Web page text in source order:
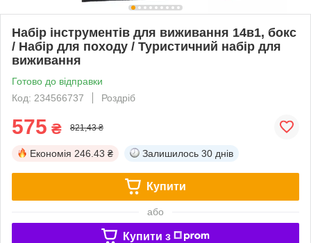
Набір інструментів для виживання 14в1, бокс
/ Набір для походу / Туристичний набір для
виживання
Готово до відправки
Код: 234566737
Роздріб
575 ₴ 821,43 ₴
Економія 246.43 ₴ Залишилось 30 днів
Купити
або
Купити з